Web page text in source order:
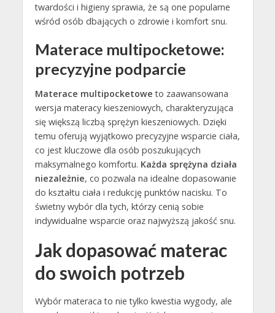
twardości i higieny sprawia, że są one popularne
wśród osób dbających o zdrowie i komfort snu.
Materace multipocketowe:
precyzyjne podparcie
Materace multipocketowe to zaawansowana
wersja materacy kieszeniowych, charakteryzująca
się większą liczbą sprężyn kieszeniowych. Dzięki
temu oferują wyjątkowo precyzyjne wsparcie ciała,
co jest kluczowe dla osób poszukujących
maksymalnego komfortu. Każda sprężyna działa
niezależnie, co pozwala na idealne dopasowanie
do kształtu ciała i redukcję punktów nacisku. To
świetny wybór dla tych, którzy cenią sobie
indywidualne wsparcie oraz najwyższą jakość snu.
Jak dopasować materac
do swoich potrzeb
Wybór materaca to nie tylko kwestia wygody, ale